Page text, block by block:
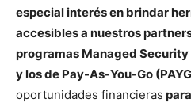
especial interés en brindar
accesibles a nuestros
programas Managed
y los de Pay-As-You-Go
oportunidades financieras